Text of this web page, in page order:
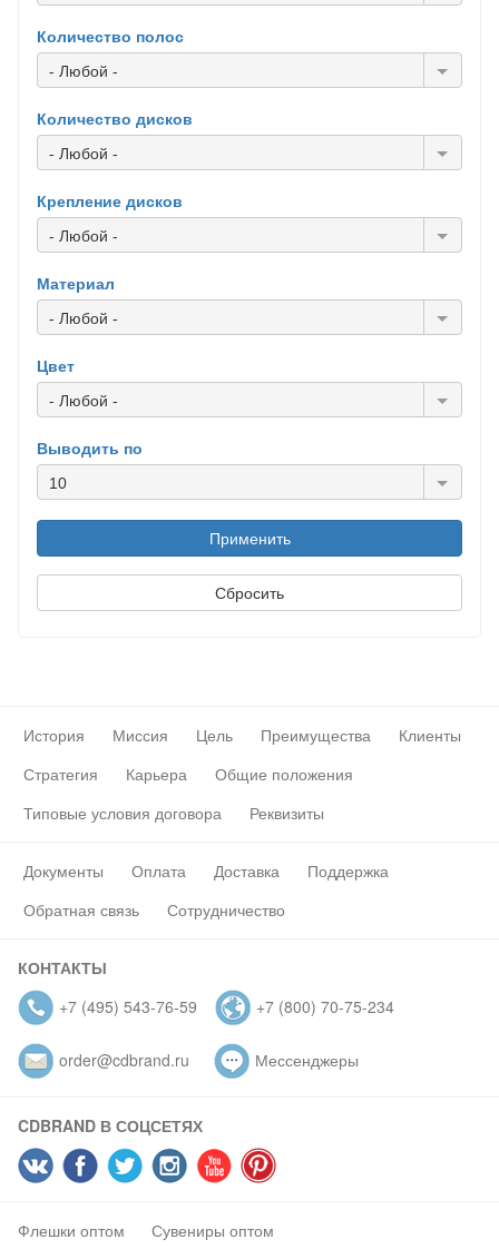
Количество полос
- Любой -
Количество дисков
- Любой -
Крепление дисков
- Любой -
Материал
- Любой -
Цвет
- Любой -
Выводить по
10
История Миссия Цель Преимущества
Клиенты
Стратегия
Карьера
Общие положения
Типовые условия договора
Реквизиты
Документы Оплата Доставка
Поддержка
Обратная связь
Сотрудничество
КОНТАКТЫ
+7 (495) 543-76-59
+7 (800) 70-75-234
order@cdbrand.ru Мессенджеры
CDBRAND В СОЦСЕТЯХ
Флешки оптом Сувениры оптом